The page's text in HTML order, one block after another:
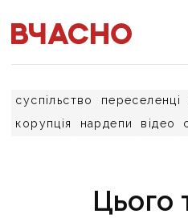
суспільство переселенці
корупція
нардепи відео
Цього